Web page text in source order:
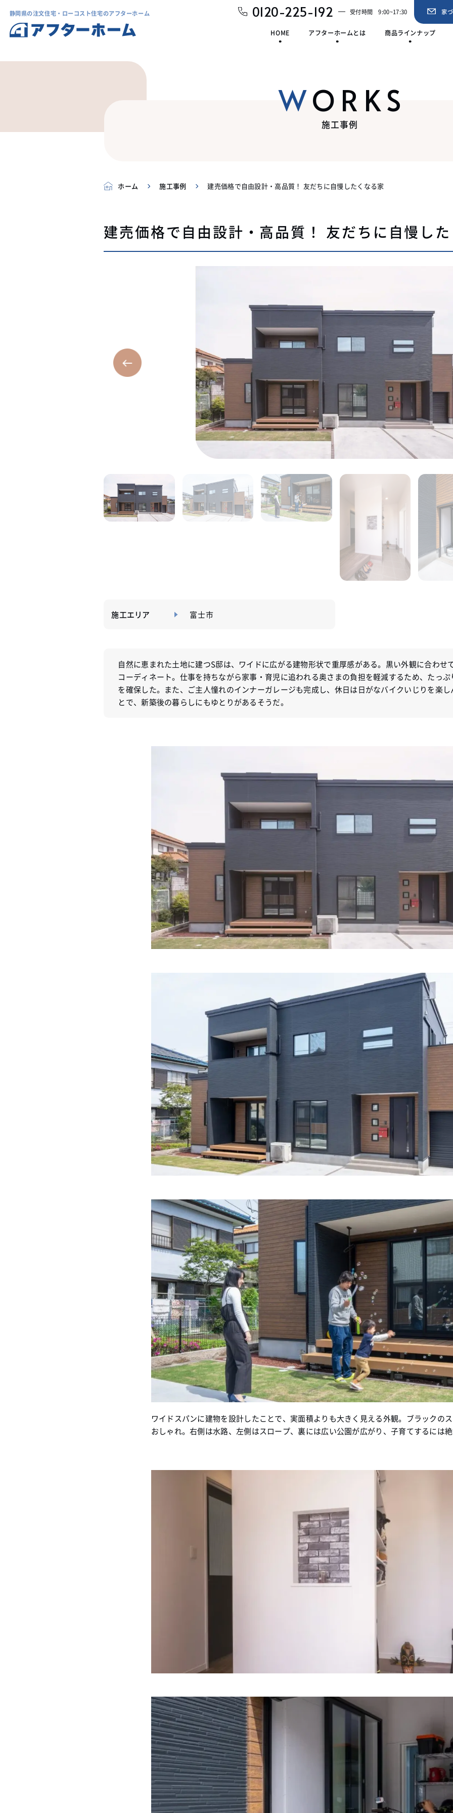
静岡県の注文住宅・ローコスト住宅のアフターホーム 0120-225-192 受付時間 9:00~17:30 家
HOME アフターホームとは 商品ラインナップ
WORKS
施工事例
ホーム 施工事例 建売価格で自由設計・高品質！ 友だちに自慢したくなる家
建売価格で自由設計・高品質！ 友だちに自慢し
施工エリア 富士市
自然に恵まれた土地に建つS邸は、ワイドに広がる建物形状で重厚感がある。黒い外観に合わせ
コーディネート。仕事を持ちながら家事・育児に追われる奥さまの負担を軽減するため、たっ
を確保した。また、ご主人憧れのインナーガレージも完成し、休日は日がなバイクいじりを楽
とで、新築後の暮らしにもゆとりがあるそうだ。
ワイドスパンに建物を設計したことで、実面積よりも大きく見える外観。ブラックの
おしゃれ。右側は水路、左側はスロープ、裏には広い公園が広がり、子育てするには